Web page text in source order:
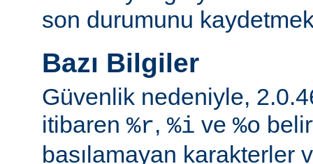
son durumunu
Bazı Bilgiler
Güvenlik nedeniyle,
itibaren %r, %i ve %o
basılamayan karakterler